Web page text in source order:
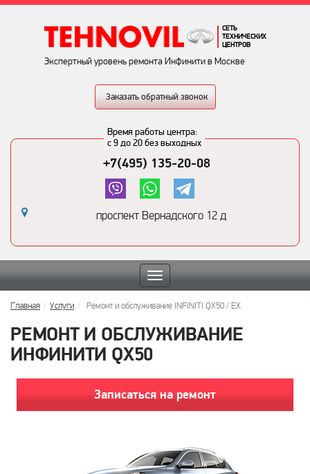
СЕТЬ
ТЕХНИЧЕСКИХ
ЦЕНТРОВ
Экспертный уровень ремонта Инфинити в Москве
Заказать обратный звонок
Время работы центра:
с 9 до 20 без выходных
+7(495) 135-20-08
проспект Вернадского 12 д
Toggle
navigation
Главная Услуги Ремонт и обслуживание INFINITI QX50 / EX
РЕМОНТ И ОБСЛУЖИВАНИЕ
ИНФИНИТИ QX50
Записаться на ремонт